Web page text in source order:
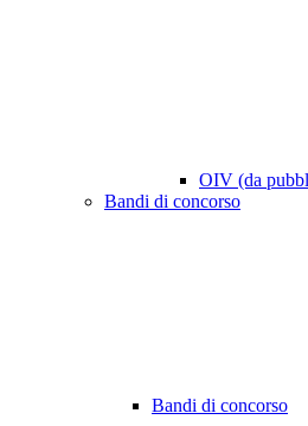
OIV (da
Bandi di concorso
Bandi di concorso